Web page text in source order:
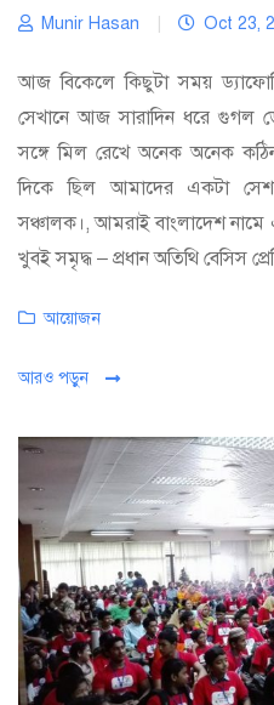
Munir Hasan Oct 23,
আজ বিকেলে কিছুটা সময়
সেখানে আজ সারাদিন ধরে গুগল
সঙ্গে মিল রেখে অনেক অনেক
দিকে ছিল আমাদের একটা
সঞ্চালক।, আমরাই বাংলাদেশ
খুবই সমৃদ্ধ – প্রধান অতিথি বেসিস
Categories
আয়োজন
আরও পড়ুন